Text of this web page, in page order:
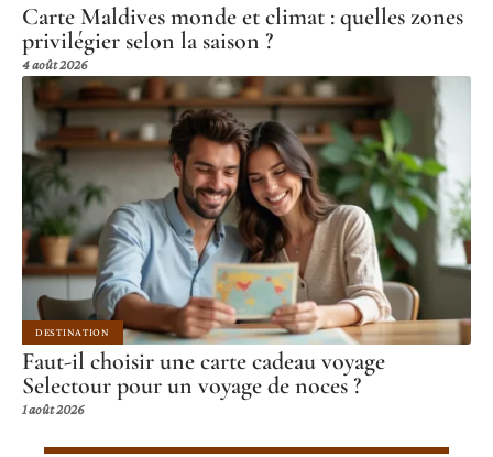
Carte Maldives monde et climat : quelles zones
privilégier selon la saison ?
4 août 2026
DESTINATION
Faut-il choisir une carte cadeau voyage
Selectour pour un voyage de noces ?
1 août 2026